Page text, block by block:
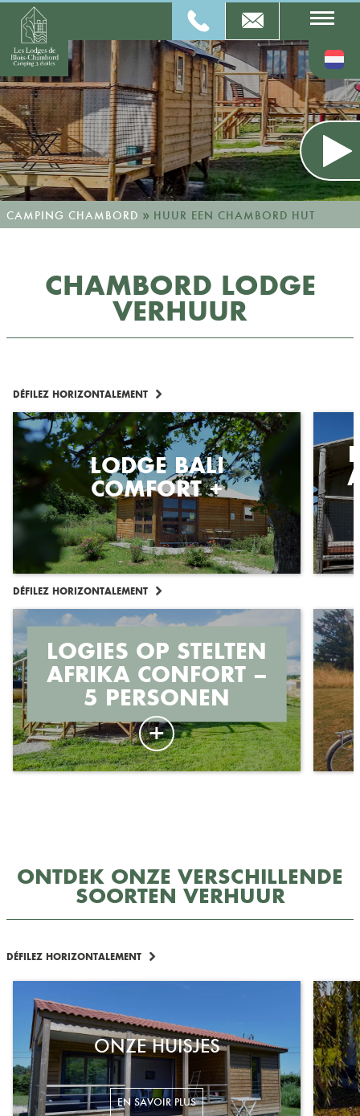
CAMPING CHAMBORD » HUUR EEN CHAMBORD HUT
CHAMBORD LODGE
VERHUUR
DÉFILEZ HORIZONTALEMENT
LODGE BALI
COMFORT +
DÉFILEZ HORIZONTALEMENT
LOGIES OP STELTEN
AFRIKA CONFORT –
5 PERSONEN
ONTDEK ONZE VERSCHILLENDE
SOORTEN VERHUUR
DÉFILEZ HORIZONTALEMENT
ONZE HUISJES